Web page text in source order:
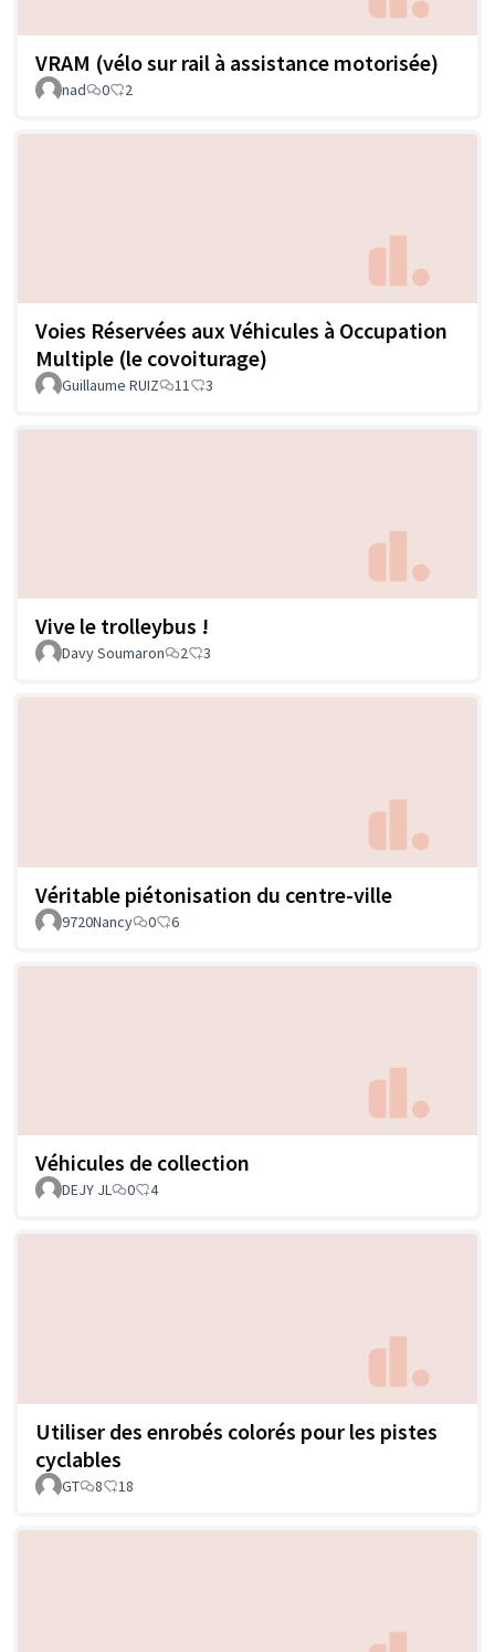
VRAM (vélo sur rail à assistance motorisée)
nad 0 2
Voies Réservées aux Véhicules à Occupation
Multiple (le covoiturage)
Guillaume RUIZ 11 3
Vive le trolleybus !
Davy Soumaron 2 3
Véritable piétonisation du centre-ville
9720Nancy 0 6
Véhicules de collection
DEJY JL 0 4
Utiliser des enrobés colorés pour les pistes
cyclables
GT 8 18